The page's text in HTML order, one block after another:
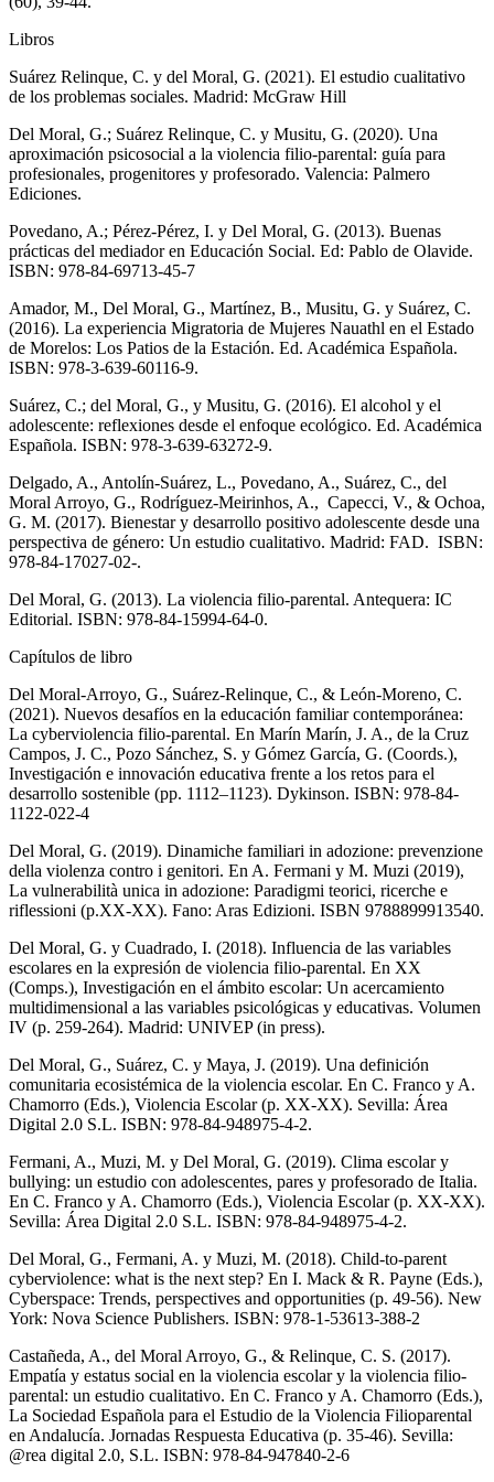
Libros
Suárez Relinque, C. y del Moral, G. (2021). El estudio cualitativo
de los problemas sociales. Madrid: McGraw Hill
Del Moral, G.; Suárez Relinque, C. y Musitu, G. (2020). Una
aproximación psicosocial a la violencia filio-parental: guía para
profesionales, progenitores y profesorado. Valencia: Palmero
Ediciones.
Povedano, A.; Pérez-Pérez, I. y Del Moral, G. (2013). Buenas
prácticas del mediador en Educación Social. Ed: Pablo de Olavide.
ISBN: 978-84-69713-45-7
Amador, M., Del Moral, G., Martínez, B., Musitu, G. y Suárez, C.
(2016). La experiencia Migratoria de Mujeres Nauathl en el Estado
de Morelos: Los Patios de la Estación. Ed. Académica Española.
ISBN: 978-3-639-60116-9.
Suárez, C.; del Moral, G., y Musitu, G. (2016). El alcohol y el
adolescente: reflexiones desde el enfoque ecológico. Ed. Académica
Española. ISBN: 978-3-639-63272-9.
Delgado, A., Antolín-Suárez, L., Povedano, A., Suárez, C., del
Moral Arroyo, G., Rodríguez-Meirinhos, A., Capecci, V., & Ochoa,
G. M. (2017). Bienestar y desarrollo positivo adolescente desde una
perspectiva de género: Un estudio cualitativo. Madrid: FAD. ISBN:
978-84-17027-02-.
Del Moral, G. (2013). La violencia filio-parental. Antequera: IC
Editorial. ISBN: 978-84-15994-64-0.
Capítulos de libro
Del Moral-Arroyo, G., Suárez-Relinque, C., & León-Moreno, C.
(2021). Nuevos desafíos en la educación familiar contemporánea:
La cyberviolencia filio-parental. En Marín Marín, J. A., de la Cruz
Campos, J. C., Pozo Sánchez, S. y Gómez García, G. (Coords.),
Investigación e innovación educativa frente a los retos para el
desarrollo sostenible (pp. 1112–1123). Dykinson. ISBN: 978-84-
1122-022-4
Del Moral, G. (2019). Dinamiche familiari in adozione: prevenzione
della violenza contro i genitori. En A. Fermani y M. Muzi (2019),
La vulnerabilità unica in adozione: Paradigmi teorici, ricerche e
riflessioni (p.XX-XX). Fano: Aras Edizioni. ISBN 9788899913540.
Del Moral, G. y Cuadrado, I. (2018). Influencia de las variables
escolares en la expresión de violencia filio-parental. En XX
(Comps.), Investigación en el ámbito escolar: Un acercamiento
multidimensional a las variables psicológicas y educativas. Volumen
IV (p. 259-264). Madrid: UNIVEP (in press).
Del Moral, G., Suárez, C. y Maya, J. (2019). Una definición
comunitaria ecosistémica de la violencia escolar. En C. Franco y A.
Chamorro (Eds.), Violencia Escolar (p. XX-XX). Sevilla: Área
Digital 2.0 S.L. ISBN: 978-84-948975-4-2.
Fermani, A., Muzi, M. y Del Moral, G. (2019). Clima escolar y
bullying: un estudio con adolescentes, pares y profesorado de Italia.
En C. Franco y A. Chamorro (Eds.), Violencia Escolar (p. XX-XX).
Sevilla: Área Digital 2.0 S.L. ISBN: 978-84-948975-4-2.
Del Moral, G., Fermani, A. y Muzi, M. (2018). Child-to-parent
cyberviolence: what is the next step? En I. Mack & R. Payne (Eds.),
Cyberspace: Trends, perspectives and opportunities (p. 49-56). New
York: Nova Science Publishers. ISBN: 978-1-53613-388-2
Castañeda, A., del Moral Arroyo, G., & Relinque, C. S. (2017).
Empatía y estatus social en la violencia escolar y la violencia filio-
parental: un estudio cualitativo. En C. Franco y A. Chamorro (Eds.),
La Sociedad Española para el Estudio de la Violencia Filioparental
en Andalucía. Jornadas Respuesta Educativa (p. 35-46). Sevilla:
@rea digital 2.0, S.L. ISBN: 978-84-947840-2-6